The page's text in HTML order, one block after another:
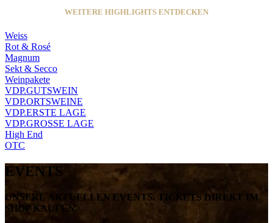
WEITERE HIGHLIGHTS ENTDECKEN
Weiss
Rot & Rosé
Magnum
Sekt & Secco
Weinpakete
VDP.GUTSWEIN
VDP.ORTSWEINE
VDP.ERSTE LAGE
VDP.GROSSE LAGE
High End
OTC
EVENTS
UNSERE AKTUELLEN EVENTS. TICKETS DIREKT IM
SHOP KAUFEN.